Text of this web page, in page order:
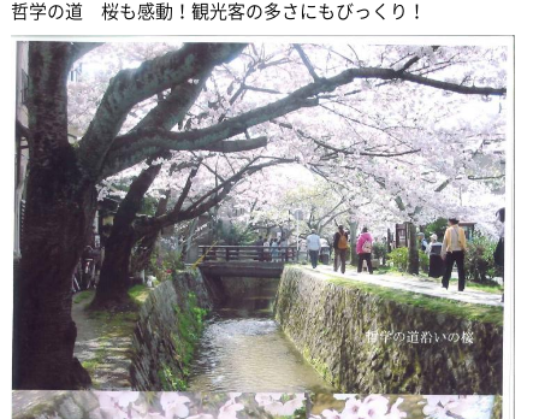
哲学の道 桜も感動！観光客の多さにもびっくり！